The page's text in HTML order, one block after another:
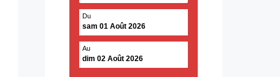
Du
sam 01 Août 2026
Au
dim 02 Août 2026